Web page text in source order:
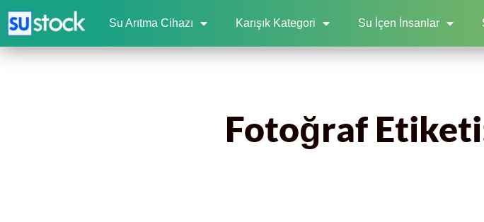
Su Arıtma Cihazı Karışık Kategori Su İçen İnsanlar
Fotoğraf